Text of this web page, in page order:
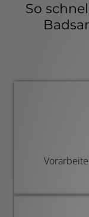
So